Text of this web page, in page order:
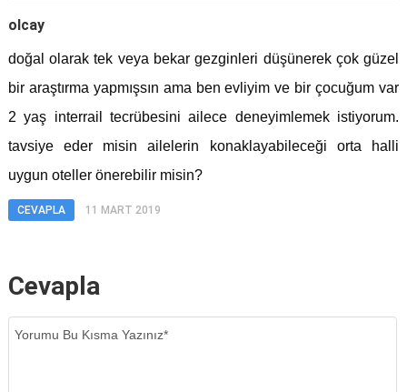
olcay
doğal olarak tek veya bekar gezginleri düşünerek çok güzel
bir araştırma yapmışsın ama ben evliyim ve bir çocuğum var
2 yaş interrail tecrübesini ailece deneyimlemek istiyorum.
tavsiye eder misin ailelerin konaklayabileceği orta halli
uygun oteller önerebilir misin?
CEVAPLA 11 MART 2019
Cevapla